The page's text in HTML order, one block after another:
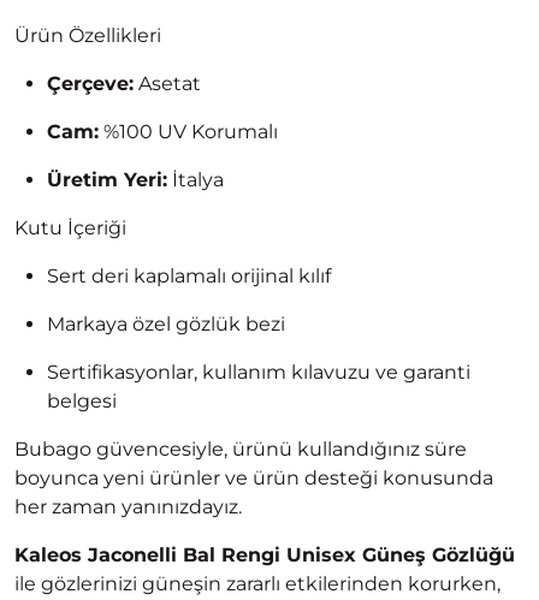
Ürün Özellikleri
Çerçeve: Asetat
Cam: %100 UV Korumalı
Üretim Yeri: İtalya
Kutu İçeriği
Sert deri kaplamalı orijinal kılıf
Markaya özel gözlük bezi
Sertifikasyonlar, kullanım kılavuzu ve garanti
belgesi
Bubago güvencesiyle, ürünü kullandığınız süre
boyunca yeni ürünler ve ürün desteği konusunda
her zaman yanınızdayız.
Kaleos Jaconelli Bal Rengi Unisex Güneş Gözlüğü
ile gözlerinizi güneşin zararlı etkilerinden korurken,